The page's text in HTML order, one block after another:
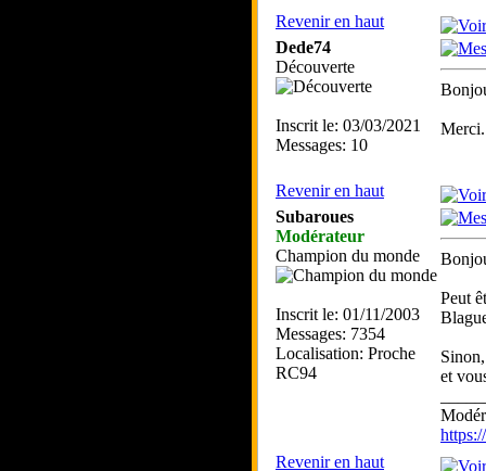
Revenir en haut
Dede74
Découverte
Inscrit le: 03/03/2021
Messages: 10
Merci.
Revenir en haut
Subaroues
Modérateur
Champion du monde
Inscrit le: 01/11/2003
Messages: 7354
Localisation: Proche
RC94
Peut
et
Revenir en haut